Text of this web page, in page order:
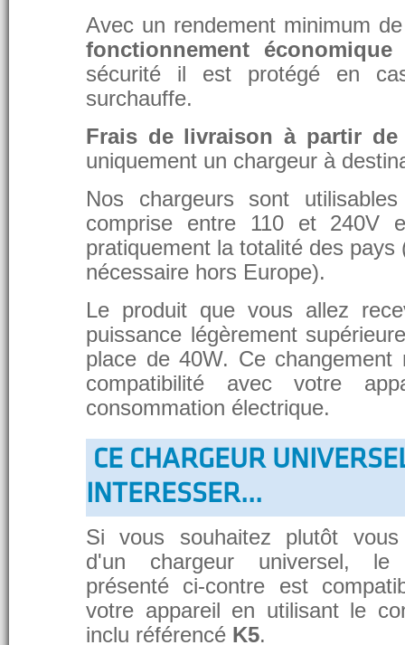
Avec un rendement minimum
fonctionnement
sécurité il est protégé en
surchauffe.
Frais de livraison à partir de
uniquement un chargeur à
Nos chargeurs sont
comprise entre 110 et 240V
pratiquement la totalité des
nécessaire hors Europe).
Le produit que vous allez
puissance légèrement
place de 40W. Ce
compatibilité avec votre
consommation électrique.
CE CHARGEUR
INTERESSER...
Si vous souhaitez plutôt vous
d'un chargeur universel, le
présenté ci-contre est
votre appareil en utilisant le
inclu référencé K5.